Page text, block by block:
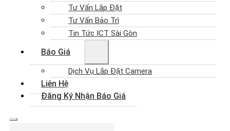
Tư Vấn Lắp Đặt
Tư Vấn Bảo Trì
Tin Tức ICT Sài Gòn
Báo Giá
Dịch Vụ Lắp Đặt Camera
Liên Hệ
Đăng Ký Nhận Báo Giá